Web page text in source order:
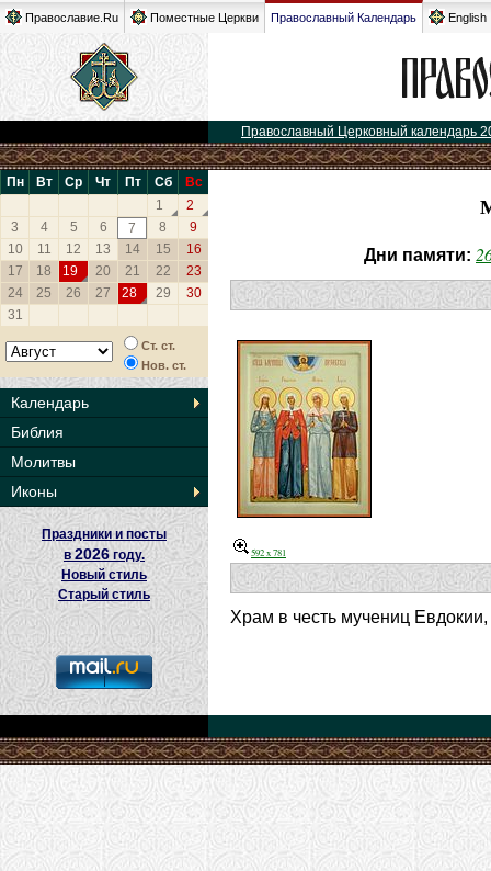
Православие.Ru Поместные Церкви Православный Календарь English
Православный Церковный календарь
Пн Вт Ср Чт Пт Сб
Вс
1
2
3
4 5 6 7 8
9
10
11 12 13 14 15
16
17
18 19 20 21 22
23
24
25 26 27 28 29
30
31
Ст. ст.
Нов. ст.
Календарь
Библия
Молитвы
Иконы
Праздники и посты
в2026 году.
Новый стиль
Старый стиль
Дни памяти:
592 x 781
Храм в честь мучениц